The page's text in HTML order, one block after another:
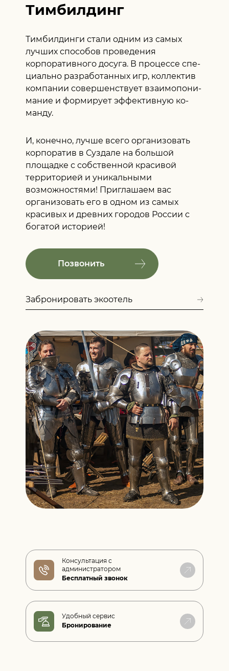
Тимбилдинг
Тимбилдинги стали одним из самых
лучших способов проведения
корпоративного досуга. В про­цес­се спе­
ци­аль­но раз­ра­бо­тан­ных игр, кол­лек­тив
ком­па­нии со­вер­шенс­тву­ет вза­имо­по­ни­
ма­ние и фор­ми­ру­ет эф­фек­тив­ную ко­
ман­ду.
И, конечно, лучше всего организовать
корпоратив в Суздале на большой
площадке с собственной красивой
территорией и уникальными
возможностями! Приглашаем вас
организовать его в одном из самых
красивых и древних городов России с
богатой историей!
Позвонить
Забронировать экоотель
Консультация с
администратором
Бесплатный звонок
Удобный сервис
Бронирование